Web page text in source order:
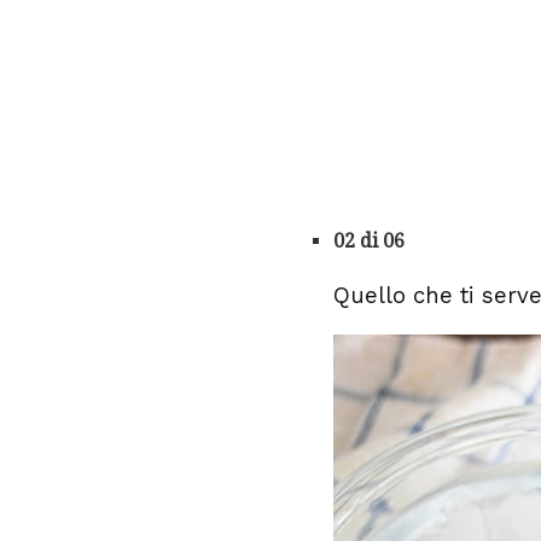
02 di 06
Quello che ti serve